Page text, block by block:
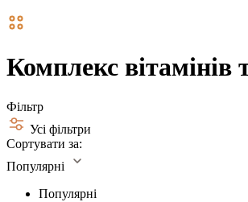
Комплекс
Фільтр
Усі фільтри
Сортувати за:
Популярні
Популярні